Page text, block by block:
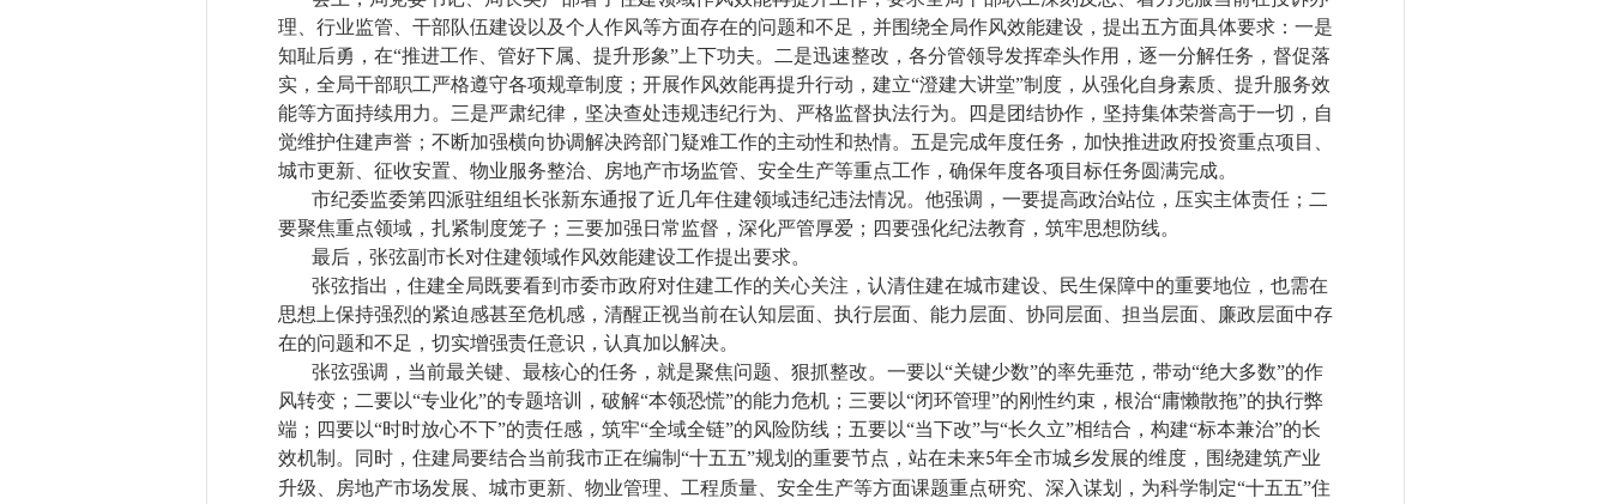
理、行业监管、干部队伍建设以及个人作风等方面存在的问题和不足，并围绕全局作风效能建设，提出五方面具体要求：一是
知耻后勇，在“推进工作、管好下属、提升形象”上下功夫。二是迅速整改，各分管领导发挥牵头作用，逐一分解任务，督促落
实，全局干部职工严格遵守各项规章制度；开展作风效能再提升行动，建立“澄建大讲堂”制度，从强化自身素质、提升服务效
能等方面持续用力。三是严肃纪律，坚决查处违规违纪行为、严格监督执法行为。四是团结协作，坚持集体荣誉高于一切，自
觉维护住建声誉；不断加强横向协调解决跨部门疑难工作的主动性和热情。五是完成年度任务，加快推进政府投资重点项目、
城市更新、征收安置、物业服务整治、房地产市场监管、安全生产等重点工作，确保年度各项目标任务圆满完成。
市纪委监委第四派驻组组长张新东通报了近几年住建领域违纪违法情况。他强调，一要提高政治站位，压实主体责任；二
要聚焦重点领域，扎紧制度笼子；三要加强日常监督，深化严管厚爱；四要强化纪法教育，筑牢思想防线。
最后，张弦副市长对住建领域作风效能建设工作提出要求。
张弦指出，住建全局既要看到市委市政府对住建工作的关心关注，认清住建在城市建设、民生保障中的重要地位，也需在
思想上保持强烈的紧迫感甚至危机感，清醒正视当前在认知层面、执行层面、能力层面、协同层面、担当层面、廉政层面中存
在的问题和不足，切实增强责任意识，认真加以解决。
张弦强调，当前最关键、最核心的任务，就是聚焦问题、狠抓整改。一要以“关键少数”的率先垂范，带动“绝大多数”的作
风转变；二要以“专业化”的专题培训，破解“本领恐慌”的能力危机；三要以“闭环管理”的刚性约束，根治“庸懒散拖”的执行弊
端；四要以“时时放心不下”的责任感，筑牢“全域全链”的风险防线；五要以“当下改”与“长久立”相结合，构建“标本兼治”的长
效机制。同时，住建局要结合当前我市正在编制“十五五”规划的重要节点，站在未来5年全市城乡发展的维度，围绕建筑产业
升级、房地产市场发展、城市更新、物业管理、工程质量、安全生产等方面课题重点研究、深入谋划，为科学制定“十五五”住